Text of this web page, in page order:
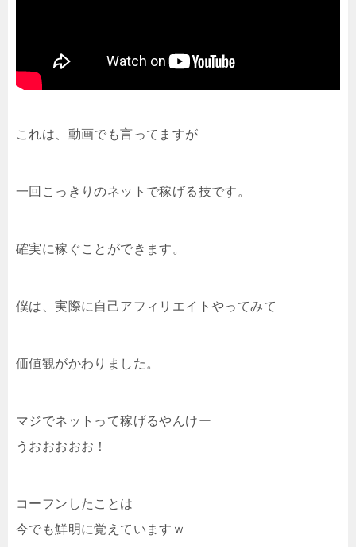
これは、動画でも言ってますが
一回こっきりのネットで稼げる技です。
確実に稼ぐことができます。
僕は、実際に自己アフィリエイトやってみて
価値観がかわりました。
マジでネットって稼げるやんけー
うおおおおお！
コーフンしたことは
今でも鮮明に覚えていますｗ